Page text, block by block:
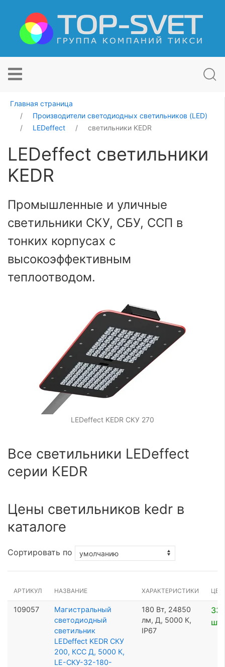
Главная страница
Производители светодиодных светильников (LED)
LEDeffect
светильники KEDR
LEDeffect светильники
KEDR
Промышленные и уличные
светильники СКУ, СБУ, ССП в
тонких корпусах с
высокоэффективным
теплоотводом.
LEDeffect KEDR СКУ 270
Все светильники LEDeffect
серии KEDR
Цены светильников kedr в
каталоге
Сортировать по
АРТИКУЛ НАЗВАНИЕ ХАРАКТЕРИСТИКИ
109057
Магистральный
светодиодный
светильник
LEDeffect KEDR СКУ
200, КСС Д, 5000 К,
LE-СКУ-32-180-
180 Вт, 24850
лм, Д, 5000 К,
IP67
33
шт